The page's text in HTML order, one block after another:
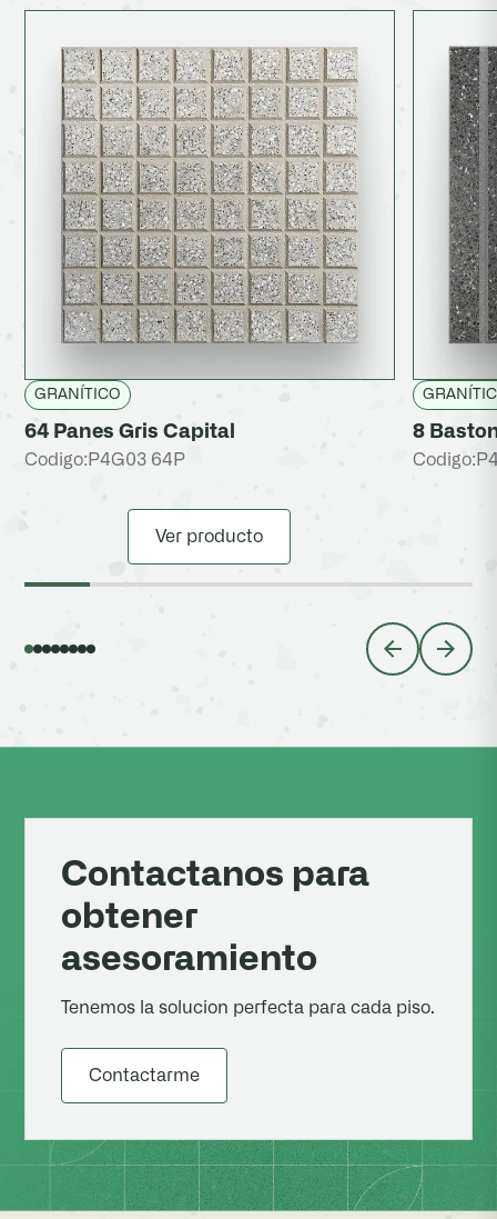
GRANÍTICO
64 Panes Gris Capital
Codigo: P4G03 64P
Ver producto
8
Codigo:
Contactanos para
obtener
asesoramiento
Tenemos la solucion perfecta para cada piso.
Contactarme